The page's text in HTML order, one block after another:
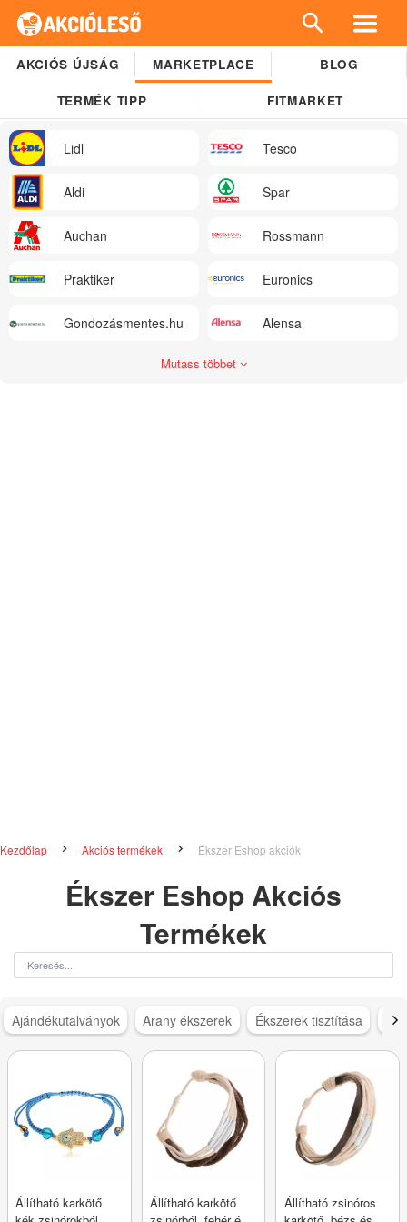
AKCIÓS ÚJSÁG MARKETPLACE BLOG
TERMÉK TIPP FITMARKET
Lidl Tesco
Aldi Spar
Auchan Rossmann
Praktiker Euronics
Gondozásmentes.hu Alensa
Mutass többet
Kezdőlap Akciós termékek Ékszer Eshop akciók
Ékszer Eshop Akciós
Termékek
Ajándékutalványok Arany ékszerek Ékszerek tisztítása
Állítható karkötő
Állítható karkötő
Állítható zsinóros